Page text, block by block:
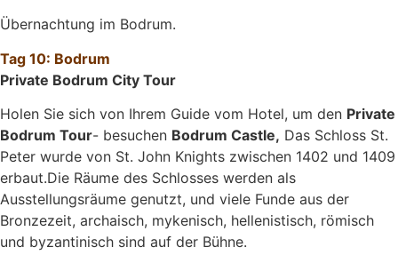
Übernachtung im Bodrum.
Tag 10: Bodrum
Private Bodrum City Tour
Holen Sie sich von Ihrem Guide vom Hotel, um den Private
Bodrum Tour- besuchen Bodrum Castle, Das Schloss St.
Peter wurde von St. John Knights zwischen 1402 und 1409
erbaut.Die Räume des Schlosses werden als
Ausstellungsräume genutzt, und viele Funde aus der
Bronzezeit, archaisch, mykenisch, hellenistisch, römisch
und byzantinisch sind auf der Bühne.